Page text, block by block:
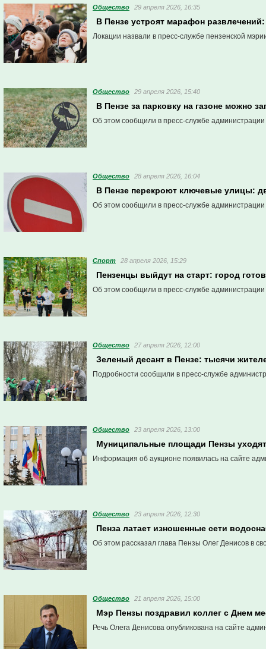
Общество 29 апреля 2026, 16:35
В Пензе устроят марафон
Локации назвали в пресс-службе пензенской
Общество 29 апреля 2026, 15:40
В Пензе за парковку на газоне можно
Об этом сообщили в пресс-службе
Общество 28 апреля 2026, 16:04
В Пензе перекроют ключевые улицы:
Об этом сообщили в пресс-службе
Спорт 28 апреля 2026, 15:29
Пензенцы выйдут на старт: город
Об этом сообщили в пресс-службе
Общество 27 апреля 2026, 12:00
Зеленый десант в Пензе: тысячи
Подробности сообщили в пресс-службе
Общество 23 апреля 2026, 13:00
Муниципальные площади Пензы
Информация об аукционе появилась на сайте
Общество 23 апреля 2026, 12:30
Пенза латает изношенные сети
Об этом рассказал глава Пензы Олег Денисов в
Общество 21 апреля 2026, 15:00
Мэр Пензы поздравил коллег с Днем
Речь Олега Денисова опубликована на сайте